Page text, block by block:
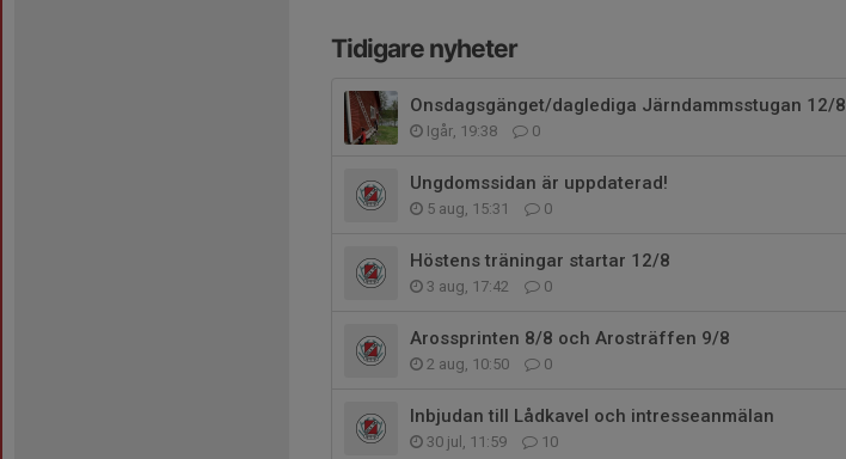
Tidigare nyheter
Onsdagsgänget/daglediga Järndammsstugan 12/8
Igår, 19:38 0
Ungdomssidan är uppdaterad!
5 aug, 15:31 0
Höstens träningar startar 12/8
3 aug, 17:42 0
Arossprinten 8/8 och Arosträffen 9/8
2 aug, 10:50 0
Inbjudan till Lådkavel och intresseanmälan
30 jul, 11:59 10